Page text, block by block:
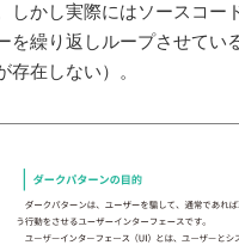
しかし実際にはソースコー
を繰り返しループさせてい
存在しない）。